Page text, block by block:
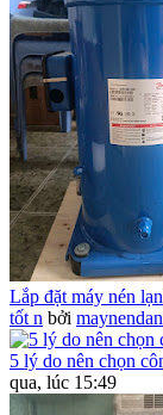
Lắp đặt máy nén
tốt n bởi
5 lý do nên chọn
qua, lúc 15:49